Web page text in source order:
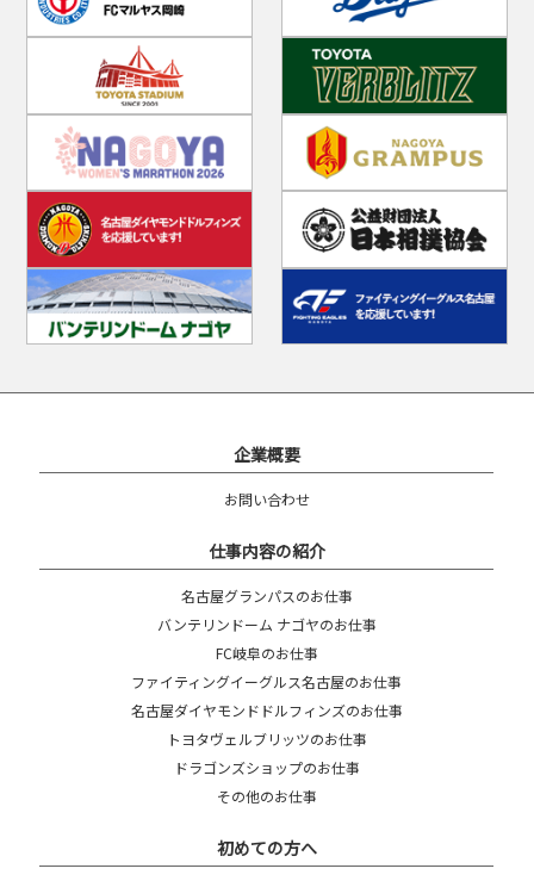
企業概要
お問い合わせ
仕事内容の紹介
名古屋グランパスのお仕事
バンテリンドーム ナゴヤのお仕事
FC岐阜のお仕事
ファイティングイーグルス名古屋のお仕事
名古屋ダイヤモンドドルフィンズのお仕事
トヨタヴェルブリッツのお仕事
ドラゴンズショップのお仕事
その他のお仕事
初めての方へ